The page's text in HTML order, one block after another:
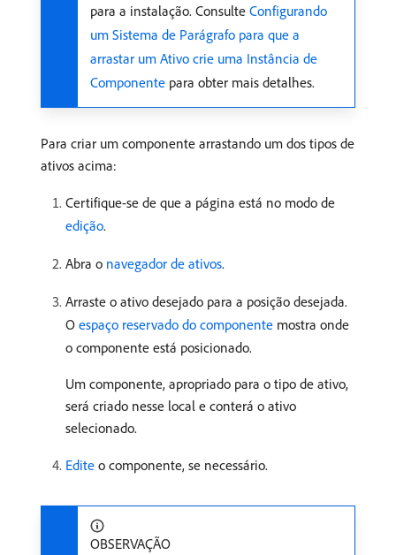
para a instalação. Consulte Configurando
um Sistema de Parágrafo para que a
arrastar um Ativo crie uma Instância de
Componente para obter mais detalhes.
Para criar um componente arrastando um dos tipos de
ativos acima:
Certifique-se de que a página está no modo de
edição.
Abra o navegador de ativos.
Arraste o ativo desejado para a posição desejada.
O espaço reservado do componente mostra onde
o componente está posicionado.
Um componente, apropriado para o tipo de ativo,
será criado nesse local e conterá o ativo
selecionado.
Edite o componente, se necessário.
OBSERVAÇÃO